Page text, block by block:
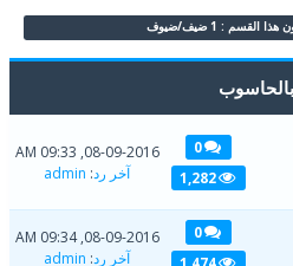
: 1 ضيف/ضيوف
0
1,282
08-09-2016, 09:33 AM
آخر رد:
admin
0
08-09-2016, 09:34 AM
آخر رد:
admin